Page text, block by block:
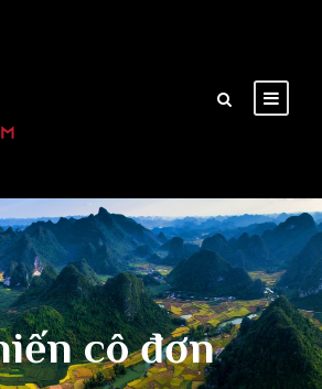
cô đơn